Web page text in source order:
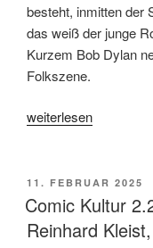
besteht, inmitten der
das weiß der junge
Kurzem Bob Dylan
Folkszene.
„„Like
Unknown“
von
James
weiterlesen
VERÖFFENTLICHT
AM
11. FEBRUAR 2025
Comic Kultur
Reinhard